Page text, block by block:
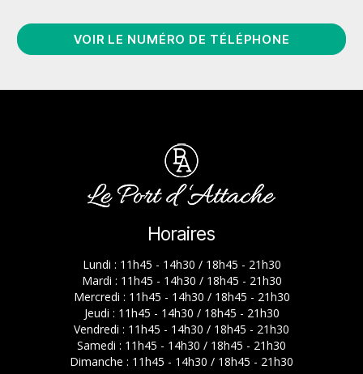
VOIR LE NUMÉRO DE TÉLÉPHONE
Horaires
Lundi : 11h45 - 14h30 / 18h45 - 21h30
Mardi : 11h45 - 14h30 / 18h45 - 21h30
Mercredi : 11h45 - 14h30 / 18h45 - 21h30
Jeudi : 11h45 - 14h30 / 18h45 - 21h30
Vendredi : 11h45 - 14h30 / 18h45 - 21h30
Samedi : 11h45 - 14h30 / 18h45 - 21h30
Dimanche : 11h45 - 14h30 / 18h45 - 21h30